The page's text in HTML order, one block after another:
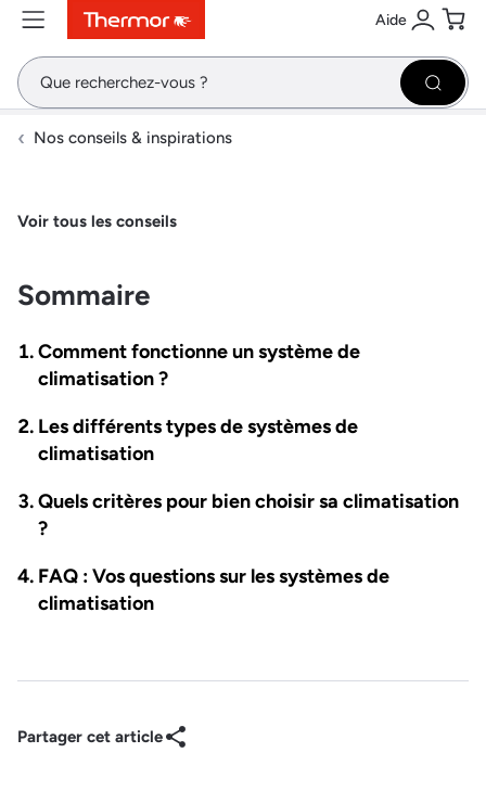
ContenuMenuRecherche Aide
Se
Nos conseils & inspirations
Voir tous les conseils
Sommaire
Comment fonctionne un système de
climatisation ?
Les différents types de systèmes de
climatisation
Quels critères pour bien choisir sa climatisation
?
FAQ : Vos questions sur les systèmes de
climatisation
Partager cet article